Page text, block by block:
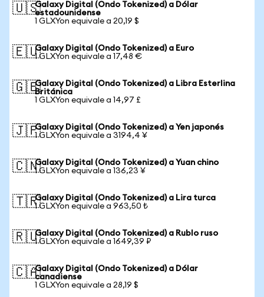
🇺🇸Galaxy Digital (Ondo Tokenized) a Dólar
estadounidense
1 GLXYon equivale a 20,19 $
🇪🇺Galaxy Digital (Ondo Tokenized) a Euro
1 GLXYon equivale a 17,48 €
🇬🇧Galaxy Digital (Ondo Tokenized) a Libra Esterlina
Británica
1 GLXYon equivale a 14,97 £
🇯🇵Galaxy Digital (Ondo Tokenized) a Yen japonés
1 GLXYon equivale a 3194,4 ¥
🇨🇳Galaxy Digital (Ondo Tokenized) a Yuan chino
1 GLXYon equivale a 136,23 ¥
🇹🇷Galaxy Digital (Ondo Tokenized) a Lira turca
1 GLXYon equivale a 963,50 ₺
🇷🇺Galaxy Digital (Ondo Tokenized) a Rublo ruso
1 GLXYon equivale a 1649,39 ₽
🇨🇦Galaxy Digital (Ondo Tokenized) a Dólar
canadiense
1 GLXYon equivale a 28,19 $